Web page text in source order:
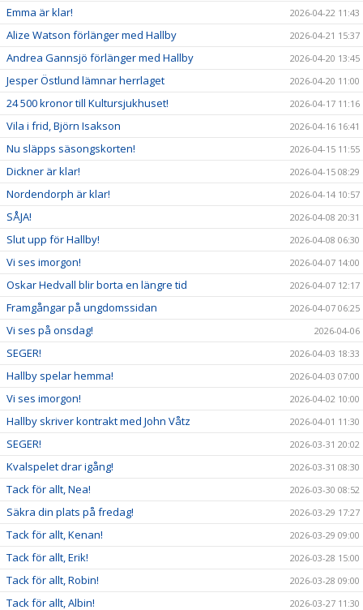
Emma är klar! 2026-04-22 11:43
Alize Watson förlänger med Hallby 2026-04-21 15:37
Andrea Gannsjö förlänger med Hallby 2026-04-20 13:45
Jesper Östlund lämnar herrlaget 2026-04-20 11:00
24 500 kronor till Kultursjukhuset! 2026-04-17 11:16
Vila i frid, Björn Isakson 2026-04-16 16:41
Nu släpps säsongskorten! 2026-04-15 11:55
Dickner är klar! 2026-04-15 08:29
Nordendorph är klar! 2026-04-14 10:57
SÅJA! 2026-04-08 20:31
Slut upp för Hallby! 2026-04-08 06:30
Vi ses imorgon! 2026-04-07 14:00
Oskar Hedvall blir borta en längre tid 2026-04-07 12:17
Framgångar på ungdomssidan 2026-04-07 06:25
Vi ses på onsdag! 2026-04-06
SEGER! 2026-04-03 18:33
Hallby spelar hemma! 2026-04-03 07:00
Vi ses imorgon! 2026-04-02 10:00
Hallby skriver kontrakt med John Våtz 2026-04-01 11:30
SEGER! 2026-03-31 20:02
Kvalspelet drar igång! 2026-03-31 08:30
Tack för allt, Nea! 2026-03-30 08:52
Säkra din plats på fredag! 2026-03-29 17:27
Tack för allt, Kenan! 2026-03-29 09:00
Tack för allt, Erik! 2026-03-28 15:00
Tack för allt, Robin! 2026-03-28 09:00
Tack för allt, Albin! 2026-03-27 11:30